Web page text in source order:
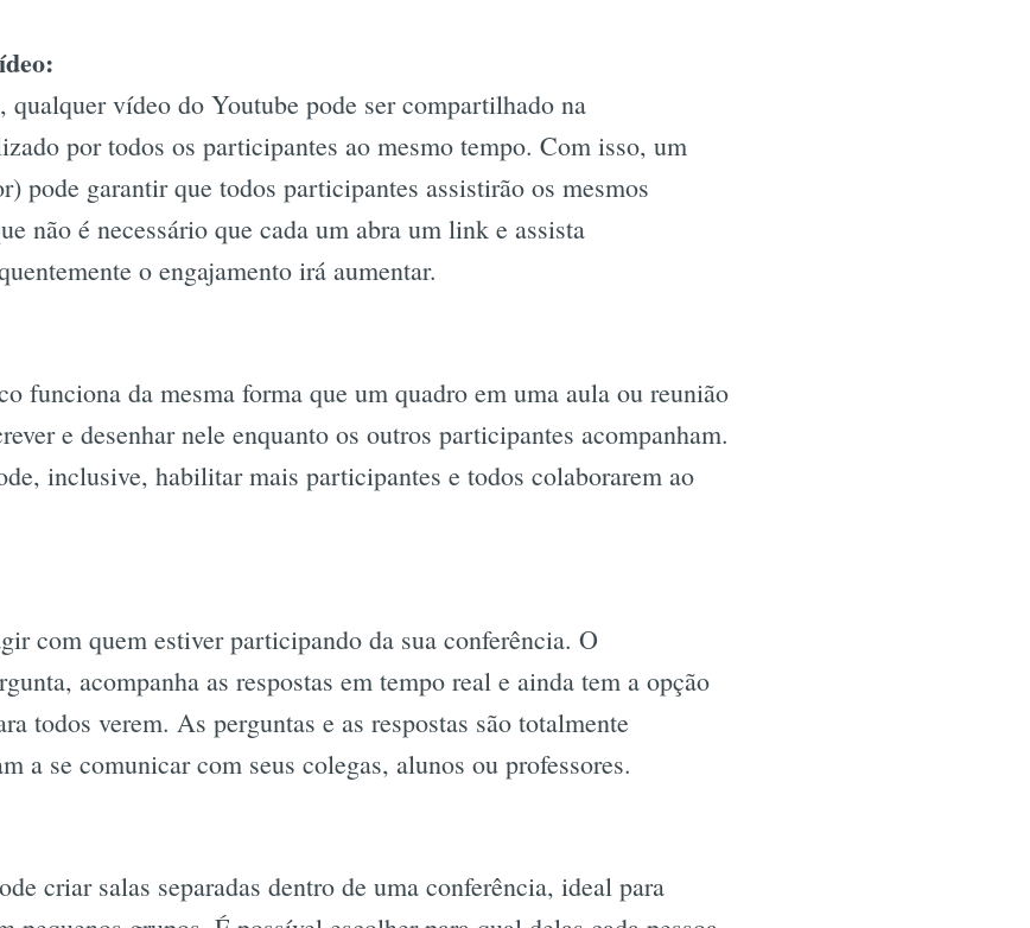
qualquer vídeo do Youtube pode ser compartilhado na
por todos os participantes ao mesmo tempo. Com isso, um
pode garantir que todos participantes assistirão os mesmos
não é necessário que cada um abra um link e assista
o engajamento irá aumentar.
funciona da mesma forma que um quadro em uma aula ou reunião
e desenhar nele enquanto os outros participantes acompanham.
inclusive, habilitar mais participantes e todos colaborarem ao
com quem estiver participando da sua conferência. O
acompanha as respostas em tempo real e ainda tem a opção
todos verem. As perguntas e as respostas são totalmente
a se comunicar com seus colegas, alunos ou professores.
criar salas separadas dentro de uma conferência, ideal para